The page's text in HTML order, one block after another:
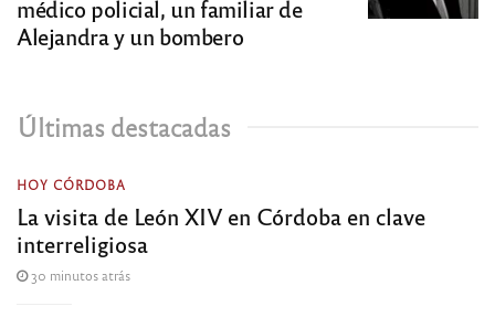
médico policial, un familiar de
Alejandra y un bombero
Últimas destacadas
HOY CÓRDOBA
La visita de León XIV en Córdoba en clave
interreligiosa
30 minutos atrás